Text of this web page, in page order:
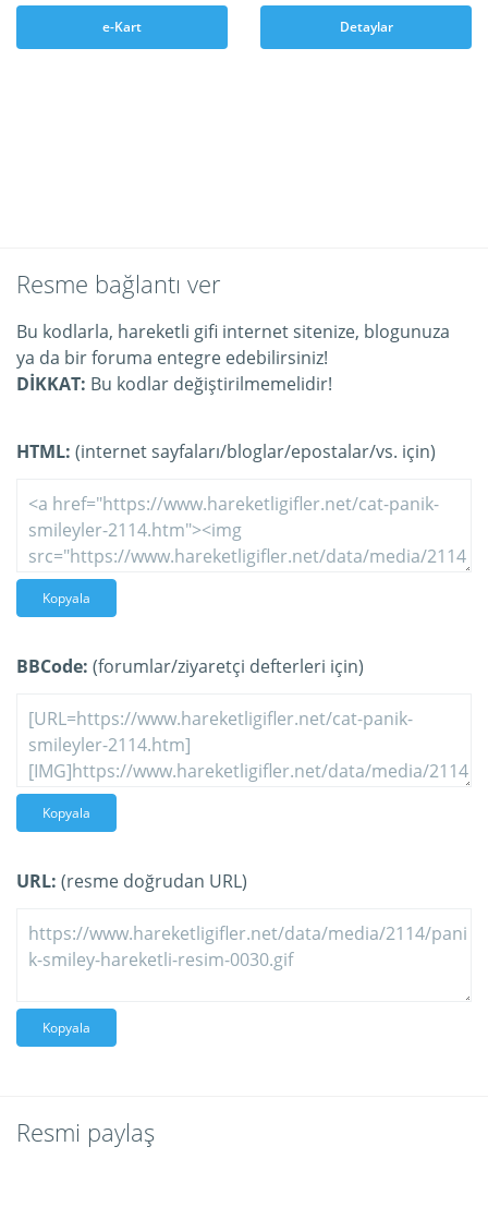
e-Kart Detaylar
Resme bağlantı ver
Bu kodlarla, hareketli gifi internet sitenize, blogunuza
ya da bir foruma entegre edebilirsiniz!
DİKKAT: Bu kodlar değiştirilmemelidir!
HTML: (internet sayfaları/bloglar/epostalar/vs. için)
Kopyala
BBCode: (forumlar/ziyaretçi defterleri için)
Kopyala
URL: (resme doğrudan URL)
Kopyala
Resmi paylaş